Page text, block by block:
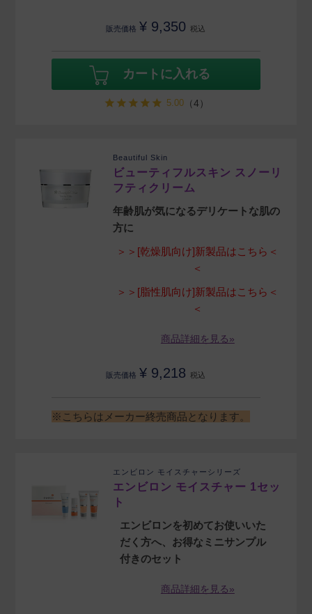
販売価格 ¥ 9,350 税込
カートに入れる
5.00（4）
Beautiful Skin
ビューティフルスキン スノーリ
フティクリーム
年齢肌が気になるデリケートな肌の
方に
＞＞[乾燥肌向け]新製品はこちら＜
＜
＞＞[脂性肌向け]新製品はこちら＜
＜
商品詳細を見る»
販売価格 ¥ 9,218 税込
※こちらはメーカー終売商品となります。
エンビロン モイスチャーシリーズ
エンビロン モイスチャー 1セッ
ト
エンビロンを初めてお使いいた
だく方へ、お得なミニサンプル
付きのセット
商品詳細を見る»